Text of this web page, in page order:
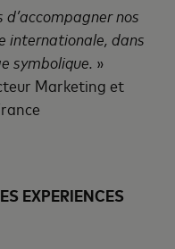
nos
internationale, dans
symbolique. »
Marketing et
EXPERIENCES